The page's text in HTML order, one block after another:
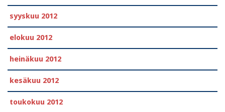
syyskuu 2012
elokuu 2012
heinäkuu 2012
kesäkuu 2012
toukokuu 2012